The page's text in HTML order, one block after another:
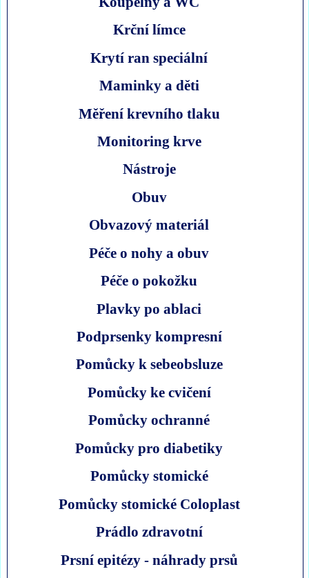
Krční límce
Krytí ran speciální
Maminky a děti
Měření krevního tlaku
Monitoring krve
Nástroje
Obuv
Obvazový materiál
Péče o nohy a obuv
Péče o pokožku
Plavky po ablaci
Podprsenky kompresní
Pomůcky k sebeobsluze
Pomůcky ke cvičení
Pomůcky ochranné
Pomůcky pro diabetiky
Pomůcky stomické
Pomůcky stomické Coloplast
Prádlo zdravotní
Prsní epitézy - náhrady prsů